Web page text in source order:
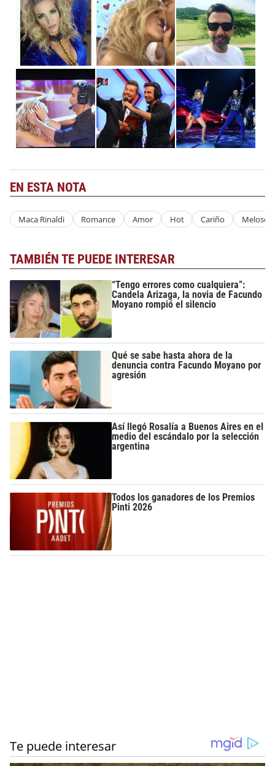
EN ESTA NOTA
Maca Rinaldi Romance Amor Hot Cariño Melosos
TAMBIÉN TE PUEDE INTERESAR
“Tengo errores como cualquiera”:
Candela Arizaga, la novia de Facundo
Moyano rompió el silencio
Qué se sabe hasta ahora de la
denuncia contra Facundo Moyano por
agresión
Así llegó Rosalía a Buenos Aires en el
medio del escándalo por la selección
argentina
Todos los ganadores de los Premios
Pinti 2026